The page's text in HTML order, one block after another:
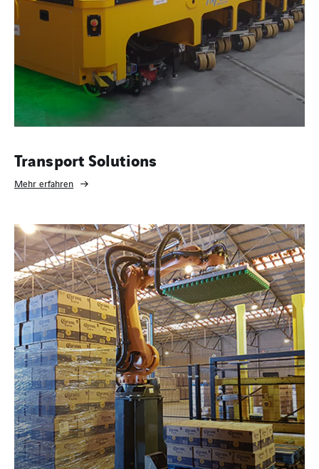
Transport Solutions
Mehr erfahren